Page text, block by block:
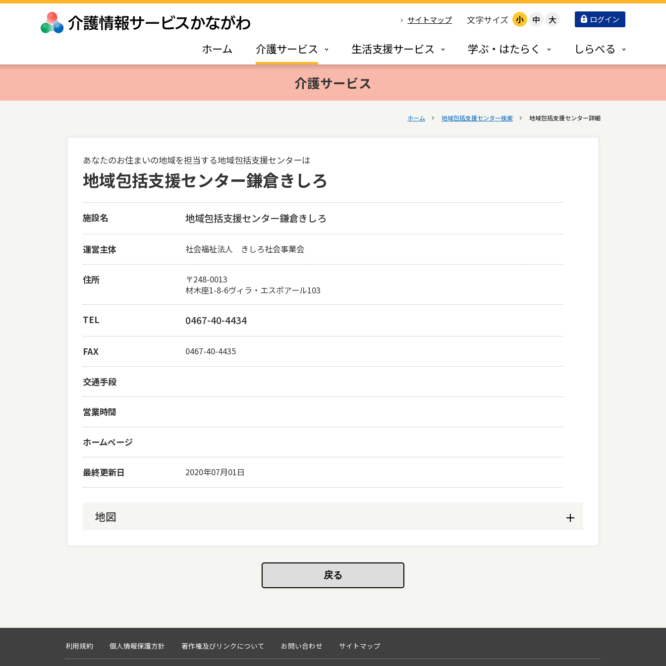
サイトマップ 文字サイズ 小 中 大 ログイン
ホーム 介護サービス 生活支援サービス 学ぶ・はたらく しらべる
介護サービス
ホーム 地域包括支援センター検索 地域包括支援センター詳細
あなたのお住まいの地域を担当する地域包括支援センターは
地域包括支援センター鎌倉きしろ
施設名 地域包括支援センター鎌倉きしろ
運営主体 社会福祉法人 きしろ社会事業会
住所
〒248-0013
材木座1-8-6ヴィラ・エスポアール103
TEL 0467-40-4434
FAX 0467-40-4435
交通手段
営業時間
ホームページ
最終更新日 2020年07月01日
地図
利用規約 個人情報保護方針 著作権及びリンクについて お問い合わせ サイトマップ